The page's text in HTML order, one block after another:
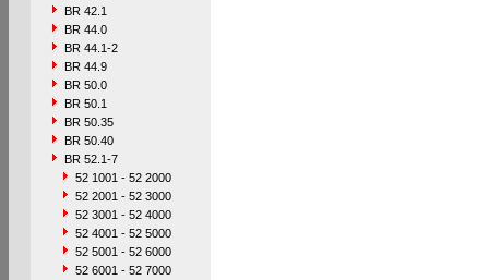
BR 42.1
BR 44.0
BR 44.1-2
BR 44.9
BR 50.0
BR 50.1
BR 50.35
BR 50.40
BR 52.1-7
52 1001 - 52 2000
52 2001 - 52 3000
52 3001 - 52 4000
52 4001 - 52 5000
52 5001 - 52 6000
52 6001 - 52 7000